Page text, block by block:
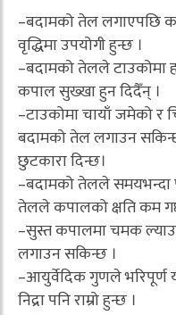
–बदामको तेल लगाएपछि
वृद्धिमा उपयोगी हुन्छ ।
–बदामको तेलले टाउकोमा
कपाल सुख्खा हुन दिदैँन् ।
–टाउकोमा चायाँ जमेको र
बदामको तेल लगाउन
छुटकारा दिन्छ।
–बदामको तेलले समयभन्दा
तेलले कपालको क्षति कम
–सुस्त कपालमा चमक
लगाउन सकिन्छ ।
–आयुर्वेदिक गुणले भरिपूर्ण
निद्रा पनि राम्रो हुन्छ ।